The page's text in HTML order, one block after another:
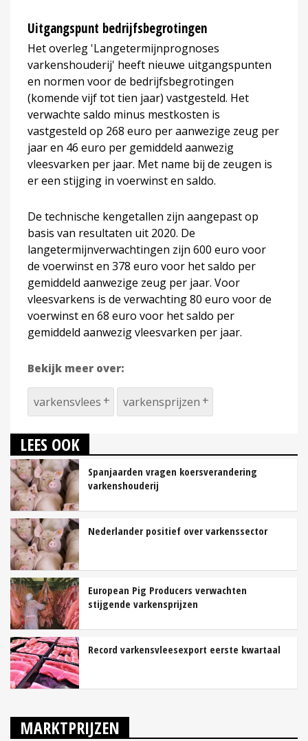
Uitgangspunt bedrijfsbegrotingen
Het overleg 'Langetermijnprognoses
varkenshouderij' heeft nieuwe uitgangspunten
en normen voor de bedrijfsbegrotingen
(komende vijf tot tien jaar) vastgesteld. Het
verwachte saldo minus mestkosten is
vastgesteld op 268 euro per aanwezige zeug per
jaar en 46 euro per gemiddeld aanwezig
vleesvarken per jaar. Met name bij de zeugen is
er een stijging in voerwinst en saldo.
De technische kengetallen zijn aangepast op
basis van resultaten uit 2020. De
langetermijnverwachtingen zijn 600 euro voor
de voerwinst en 378 euro voor het saldo per
gemiddeld aanwezige zeug per jaar. Voor
vleesvarkens is de verwachting 80 euro voor de
voerwinst en 68 euro voor het saldo per
gemiddeld aanwezig vleesvarken per jaar.
Bekijk meer over:
varkensvlees varkensprijzen
LEES OOK
Spanjaarden vragen koersverandering
varkenshouderij
Nederlander positief over varkenssector
European Pig Producers verwachten
stijgende varkensprijzen
Record varkensvleesexport eerste kwartaal
MARKTPRIJZEN